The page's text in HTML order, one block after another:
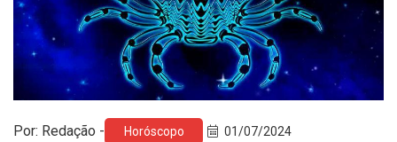
Por: Redação - Horóscopo 01/07/2024